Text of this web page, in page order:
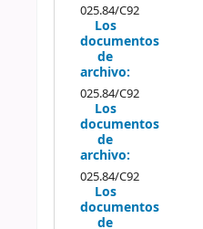
025.84/C92
Los
documentos
de
archivo:
025.84/C92
Los
documentos
de
archivo:
025.84/C92
Los
documentos
de